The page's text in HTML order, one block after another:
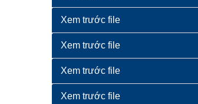
Xem trước file
Xem trước file
Xem trước file
Xem trước file